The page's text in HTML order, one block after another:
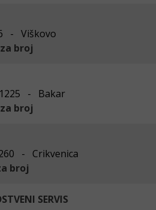
- Viškovo
broj
- Bakar
broj
- Crikvenica
broj
SERVIS